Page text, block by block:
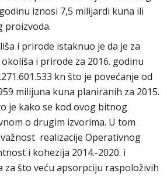
iznosi 7,5 milijardi kuna ili
proizvoda.
i prirode istaknuo je da je za
i prirode za 2016. godinu
kn što je povećanje od
milijuna kuna planiranih za 2015.
je kako se kod ovog bitnog
o drugim izvorima. U tom
realizacije Operativnog
i kohezija 2014.-2020. i
za što veću apsorpciju raspoloživih